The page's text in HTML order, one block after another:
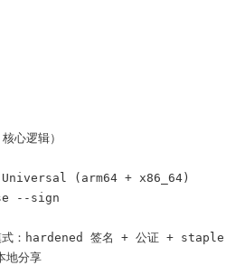
逻辑）
Universal (arm64 + x86_64)
--sign
式：hardened 签名 + 公证 + staple
地分享